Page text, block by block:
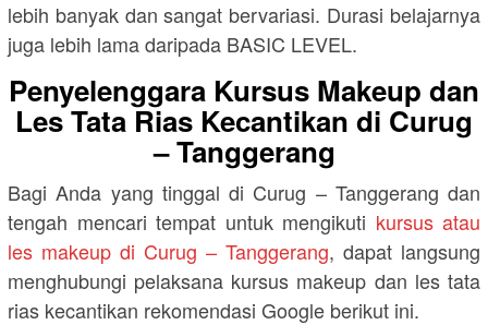
lebih banyak dan sangat bervariasi. Durasi belajarnya
juga lebih lama daripada BASIC LEVEL.
Penyelenggara Kursus Makeup dan
Les Tata Rias Kecantikan di Curug
– Tanggerang
Bagi Anda yang tinggal di Curug – Tanggerang dan
tengah mencari tempat untuk mengikuti kursus atau
les makeup di Curug – Tanggerang, dapat langsung
menghubungi pelaksana kursus makeup dan les tata
rias kecantikan rekomendasi Google berikut ini.